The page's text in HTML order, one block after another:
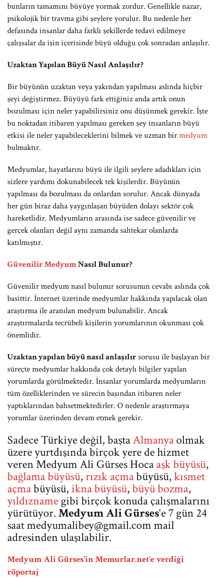
bunların tamamını büyüye yormak zordur. Genellikle nazar,
psikolojik bir travma gibi şeylere yorulur. Bu nedenle her
defasında insanlar daha farklı şekillerde tedavi edilmeye
çalışsalar da işin içerisinde büyü olduğu çok sonradan anlaşılır.
Uzaktan Yapılan Büyü Nasıl Anlaşılır?
Bir büyünün uzaktan veya yakından yapılması aslında hiçbir
şeyi değiştirmez. Büyüyü fark ettiğiniz anda artık onun
bozulması için neler yapabilirsiniz onu düşünmek gerekir. İşte
bu noktadan itibaren yapılması gereken şey insanların büyü
etkisi ile neler yapabileceklerini bilmek ve uzman birmedyum
bulmaktır.
Medyumlar, hayatlarını büyü ile ilgili şeylere adadıkları için
sizlere yardımı dokunabilecek tek kişilerdir. Büyünün
yapılması da bozulması da onlardan sorulur. Ancak dünyada
her gün biraz daha yaygınlaşan büyüden dolayı sektör çok
hareketlidir. Medyumların arasında ise sadece güvenilir ve
gerçek olanları değil aynı zamanda sahtekar olanlarda
katılmıştır.
Güvenilir MedyumNasıl Bulunur?
Güvenilir medyum nasıl bulunur sorusunun cevabı aslında çok
basittir. İnternet üzerinde medyumlar hakkında yapılacak olan
araştırma ile aranılan medyum bulunabilir. Ancak
araştırmalarda tecrübeli kişilerin yorumlarının okunması çok
önemlidir.
Uzaktan yapılan büyü nasıl anlaşılırsorusu ile başlayan bir
süreçte medyumlar hakkında çok detaylı bilgiler yapılan
yorumlarda görülmektedir. İnsanlar yorumlarda medyumların
tüm özelliklerinden ve sürecin başından itibaren neler
yaptıklarından bahsetmektedirler. O nedenle araştırmaya
yorumlar üzerinden devam etmek gerekir.
Sadece Türkiye değil, baştaAlmanyaolmak
üzere yurtdışında birçok yere de hizmet
veren Medyum Ali Gürses Hocaaşk büyüsü,
bağlama büyüsü,rızık açmabüyüsü,kısmet
açmabüyüsü,ikna büyüsü,büyü bozma,
yıldıznamegibi birçok konuda çalışmalarını
yürütüyor.Medyum Ali Gürses‘e 7 gün 24
saatmedyumalibey@gmail.commail
adresinden ulaşılabilir.
Medyum Ali Gürses’in Memurlar.net’e verdiği
röportaj